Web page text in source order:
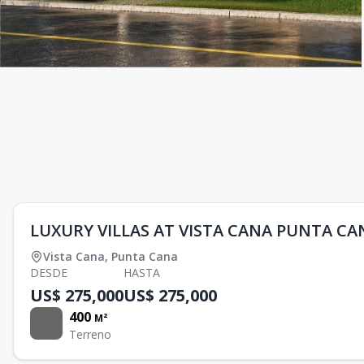
LUXURY VILLAS AT VISTA CANA PUNTA
Vista Cana, Punta Cana
DESDE
US$ 275,000
HASTA
US$ 275,000
400 M²
Terreno